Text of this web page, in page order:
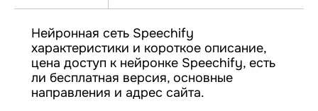
Нейронная сеть Speechify
характеристики и короткое описание,
цена доступ к нейронке Speechify, есть
ли бесплатная версия, основные
направления и адрес сайта.